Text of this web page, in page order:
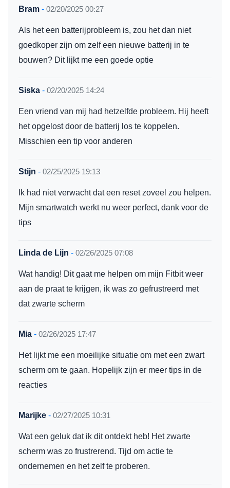
Bram - 02/20/2025 00:27
Als het een batterijprobleem is, zou het dan niet
goedkoper zijn om zelf een nieuwe batterij in te
bouwen? Dit lijkt me een goede optie
Siska - 02/20/2025 14:24
Een vriend van mij had hetzelfde probleem. Hij heeft
het opgelost door de batterij los te koppelen.
Misschien een tip voor anderen
Stijn - 02/25/2025 19:13
Ik had niet verwacht dat een reset zoveel zou helpen.
Mijn smartwatch werkt nu weer perfect, dank voor de
tips
Linda de Lijn - 02/26/2025 07:08
Wat handig! Dit gaat me helpen om mijn Fitbit weer
aan de praat te krijgen, ik was zo gefrustreerd met
dat zwarte scherm
Mia - 02/26/2025 17:47
Het lijkt me een moeilijke situatie om met een zwart
scherm om te gaan. Hopelijk zijn er meer tips in de
reacties
Marijke - 02/27/2025 10:31
Wat een geluk dat ik dit ontdekt heb! Het zwarte
scherm was zo frustrerend. Tijd om actie te
ondernemen en het zelf te proberen.